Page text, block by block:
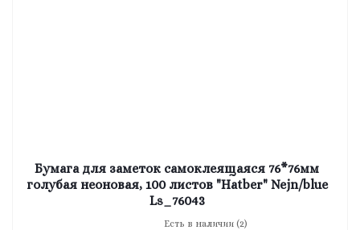
Бумага для заметок самоклеящаяся 76*76мм
голубая неоновая, 100 листов "Hatber" Nejn/blue
Ls_76043
Есть в наличии (2)